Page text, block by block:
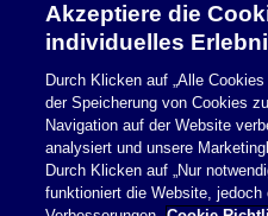
Sicherheitsinformationen
Nutzungsbedingungen
Cookie Richtlinie
Datenschutzerklärung
Akzeptiere die
individuelles
Durch Klicken auf „Alle
der Speicherung von Cookies
Navigation auf der Website
analysiert und unsere
Durch Klicken auf „Nur
funktioniert die Website, jedoch